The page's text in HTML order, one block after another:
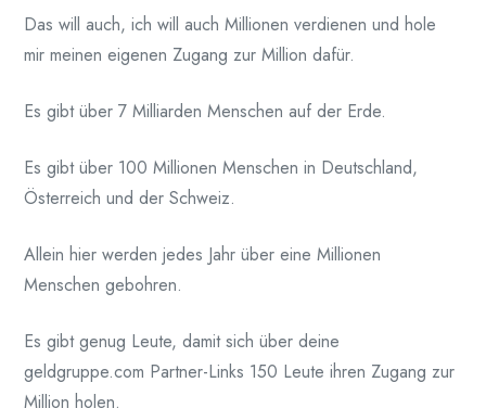
Das will auch, ich will auch Millionen verdienen und hole
mir meinen eigenen Zugang zur Million dafür.
Es gibt über 7 Milliarden Menschen auf der Erde.
Es gibt über 100 Millionen Menschen in Deutschland,
Österreich und der Schweiz.
Allein hier werden jedes Jahr über eine Millionen
Menschen gebohren.
Es gibt genug Leute, damit sich über deine
geldgruppe.com Partner-Links 150 Leute ihren Zugang zur
Million holen.